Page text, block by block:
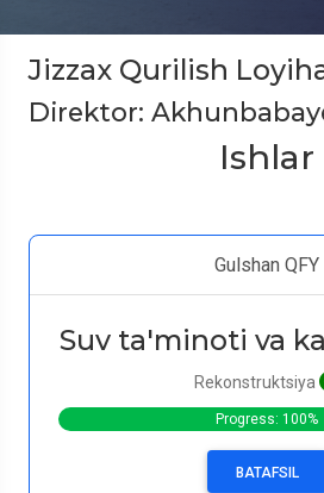
Jizzax Qurilish
Direktor:
Ishlar
Gulshan QFY
Suv ta'minoti va
Rekonstruktsiya
Progress: 100%
BATAFSIL